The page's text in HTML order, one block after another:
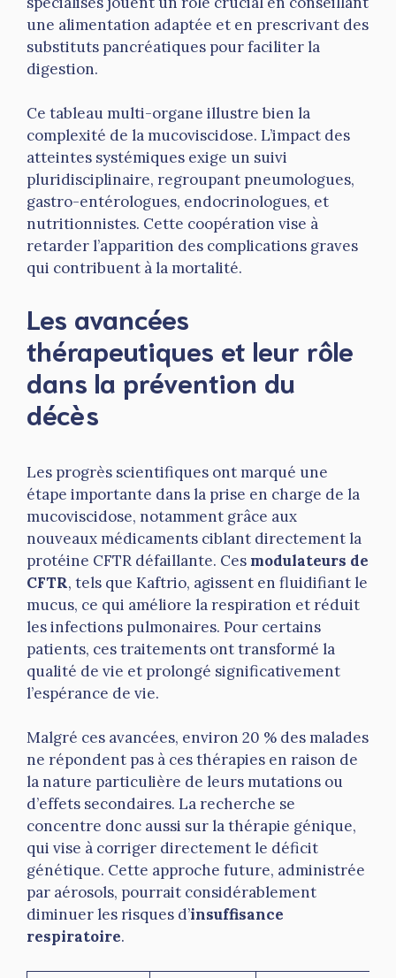
une alimentation adaptée et en prescrivant des
substituts pancréatiques pour faciliter la
digestion.
Ce tableau multi-organe illustre bien la
complexité de la mucoviscidose. L’impact des
atteintes systémiques exige un suivi
pluridisciplinaire, regroupant pneumologues,
gastro-entérologues, endocrinologues, et
nutritionnistes. Cette coopération vise à
retarder l’apparition des complications graves
qui contribuent à la mortalité.
Les avancées
thérapeutiques et leur rôle
dans la prévention du
décès
Les progrès scientifiques ont marqué une
étape importante dans la prise en charge de la
mucoviscidose, notamment grâce aux
nouveaux médicaments ciblant directement la
protéine CFTR défaillante. Ces modulateurs de
CFTR, tels que Kaftrio, agissent en fluidifiant le
mucus, ce qui améliore la respiration et réduit
les infections pulmonaires. Pour certains
patients, ces traitements ont transformé la
qualité de vie et prolongé significativement
l’espérance de vie.
Malgré ces avancées, environ 20 % des malades
ne répondent pas à ces thérapies en raison de
la nature particulière de leurs mutations ou
d’effets secondaires. La recherche se
concentre donc aussi sur la thérapie génique,
qui vise à corriger directement le déficit
génétique. Cette approche future, administrée
par aérosols, pourrait considérablement
diminuer les risques d’insuffisance
respiratoire.